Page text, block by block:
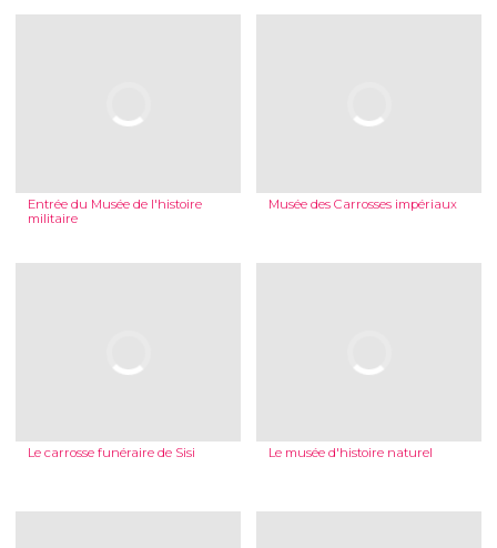
Entrée du Musée de l'histoire
militaire
Musée des Carrosses impériaux
Le carrosse funéraire de Sisi Le musée d'histoire naturel